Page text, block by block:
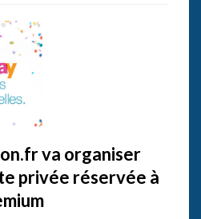
va organiser
privée réservée à